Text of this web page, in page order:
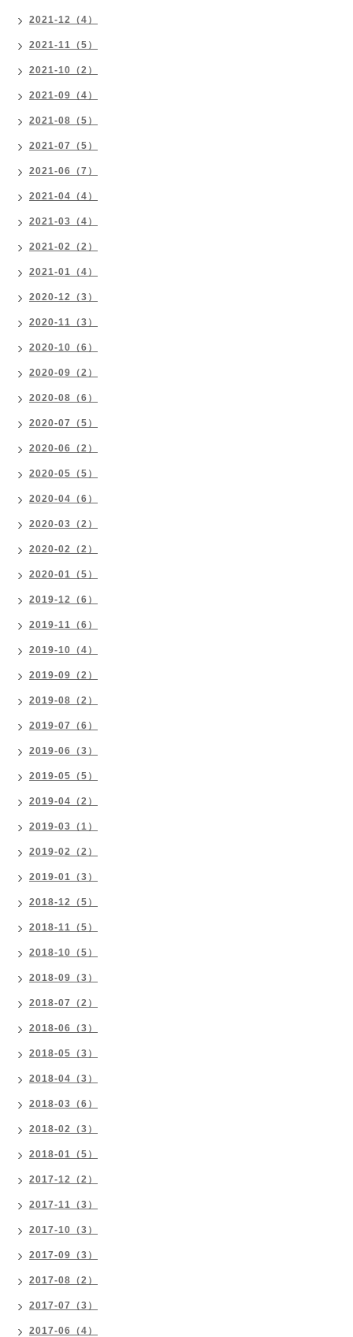
2021-12（4）
2021-11（5）
2021-10（2）
2021-09（4）
2021-08（5）
2021-07（5）
2021-06（7）
2021-04（4）
2021-03（4）
2021-02（2）
2021-01（4）
2020-12（3）
2020-11（3）
2020-10（6）
2020-09（2）
2020-08（6）
2020-07（5）
2020-06（2）
2020-05（5）
2020-04（6）
2020-03（2）
2020-02（2）
2020-01（5）
2019-12（6）
2019-11（6）
2019-10（4）
2019-09（2）
2019-08（2）
2019-07（6）
2019-06（3）
2019-05（5）
2019-04（2）
2019-03（1）
2019-02（2）
2019-01（3）
2018-12（5）
2018-11（5）
2018-10（5）
2018-09（3）
2018-07（2）
2018-06（3）
2018-05（3）
2018-04（3）
2018-03（6）
2018-02（3）
2018-01（5）
2017-12（2）
2017-11（3）
2017-10（3）
2017-09（3）
2017-08（2）
2017-07（3）
2017-06（4）